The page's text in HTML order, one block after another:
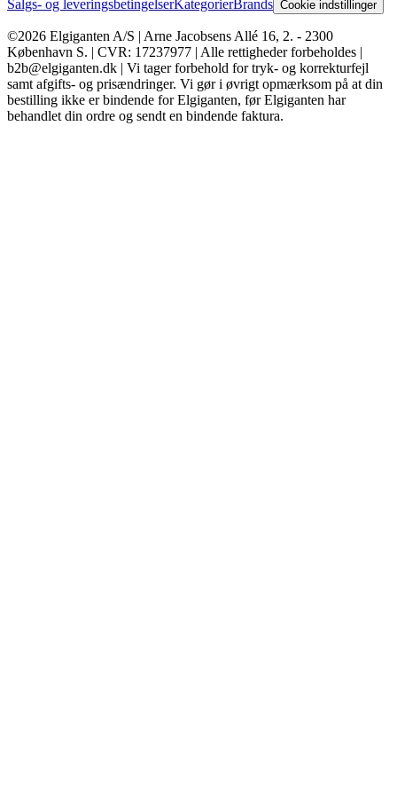
Salgs- og leveringsbetingelserKategorierBrands Cookie indstillinger
©2026 Elgiganten A/S | Arne Jacobsens Allé 16, 2. - 2300
København S. | CVR: 17237977 | Alle rettigheder forbeholdes |
b2b@elgiganten.dk | Vi tager forbehold for tryk- og korrekturfejl
samt afgifts- og prisændringer. Vi gør i øvrigt opmærksom på at din
bestilling ikke er bindende for Elgiganten, før Elgiganten har
behandlet din ordre og sendt en bindende faktura.